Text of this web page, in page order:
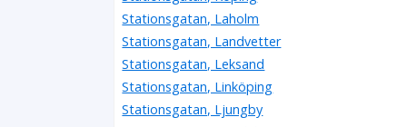
Stationsgatan, Laholm
Stationsgatan, Landvetter
Stationsgatan, Leksand
Stationsgatan, Linköping
Stationsgatan, Ljungby